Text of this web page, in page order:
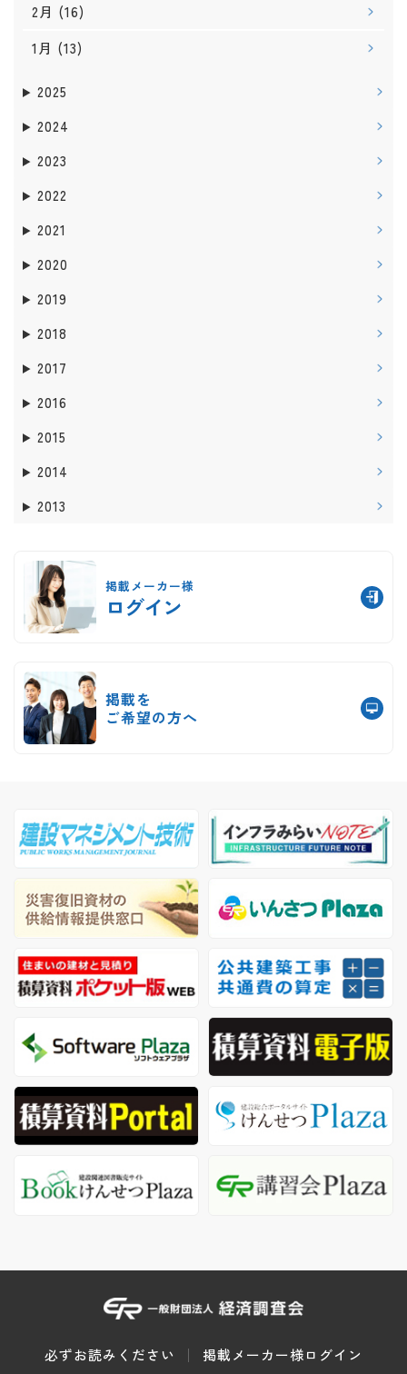
2月 (16)
1月 (13)
2025
2024
2023
2022
2021
2020
2019
2018
2017
2016
2015
2014
2013
掲載メーカー様
ログイン
掲載を
ご希望の方へ
必ずお読みください 掲載メーカー様ログイン